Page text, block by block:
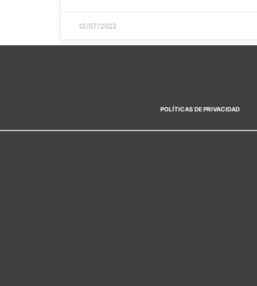
12/07/2022
POLÍTICAS DE PRIVACIDAD